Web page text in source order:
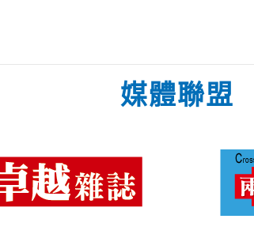
媒體聯盟